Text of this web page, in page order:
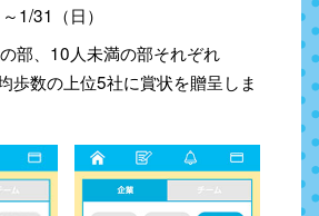
1/31（日）
部、10人未満の部それぞれ
歩数の上位5社に賞状を贈呈しま